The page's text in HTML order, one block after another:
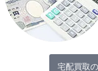
宅配買取